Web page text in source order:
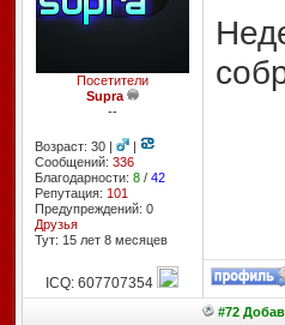
Посетители
Supra
--
Возраст: 30 |
|
Сообщений: 336
Благодарности: 8/ 42
Репутация: 101
Предупреждений: 0
Друзья
Тут: 15 лет 8 месяцев
ICQ: 607707354
#72